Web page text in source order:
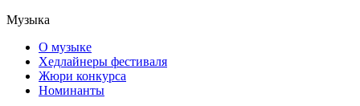
Музыка
О музыке
Хедлайнеры фестиваля
Жюри конкурса
Номинанты